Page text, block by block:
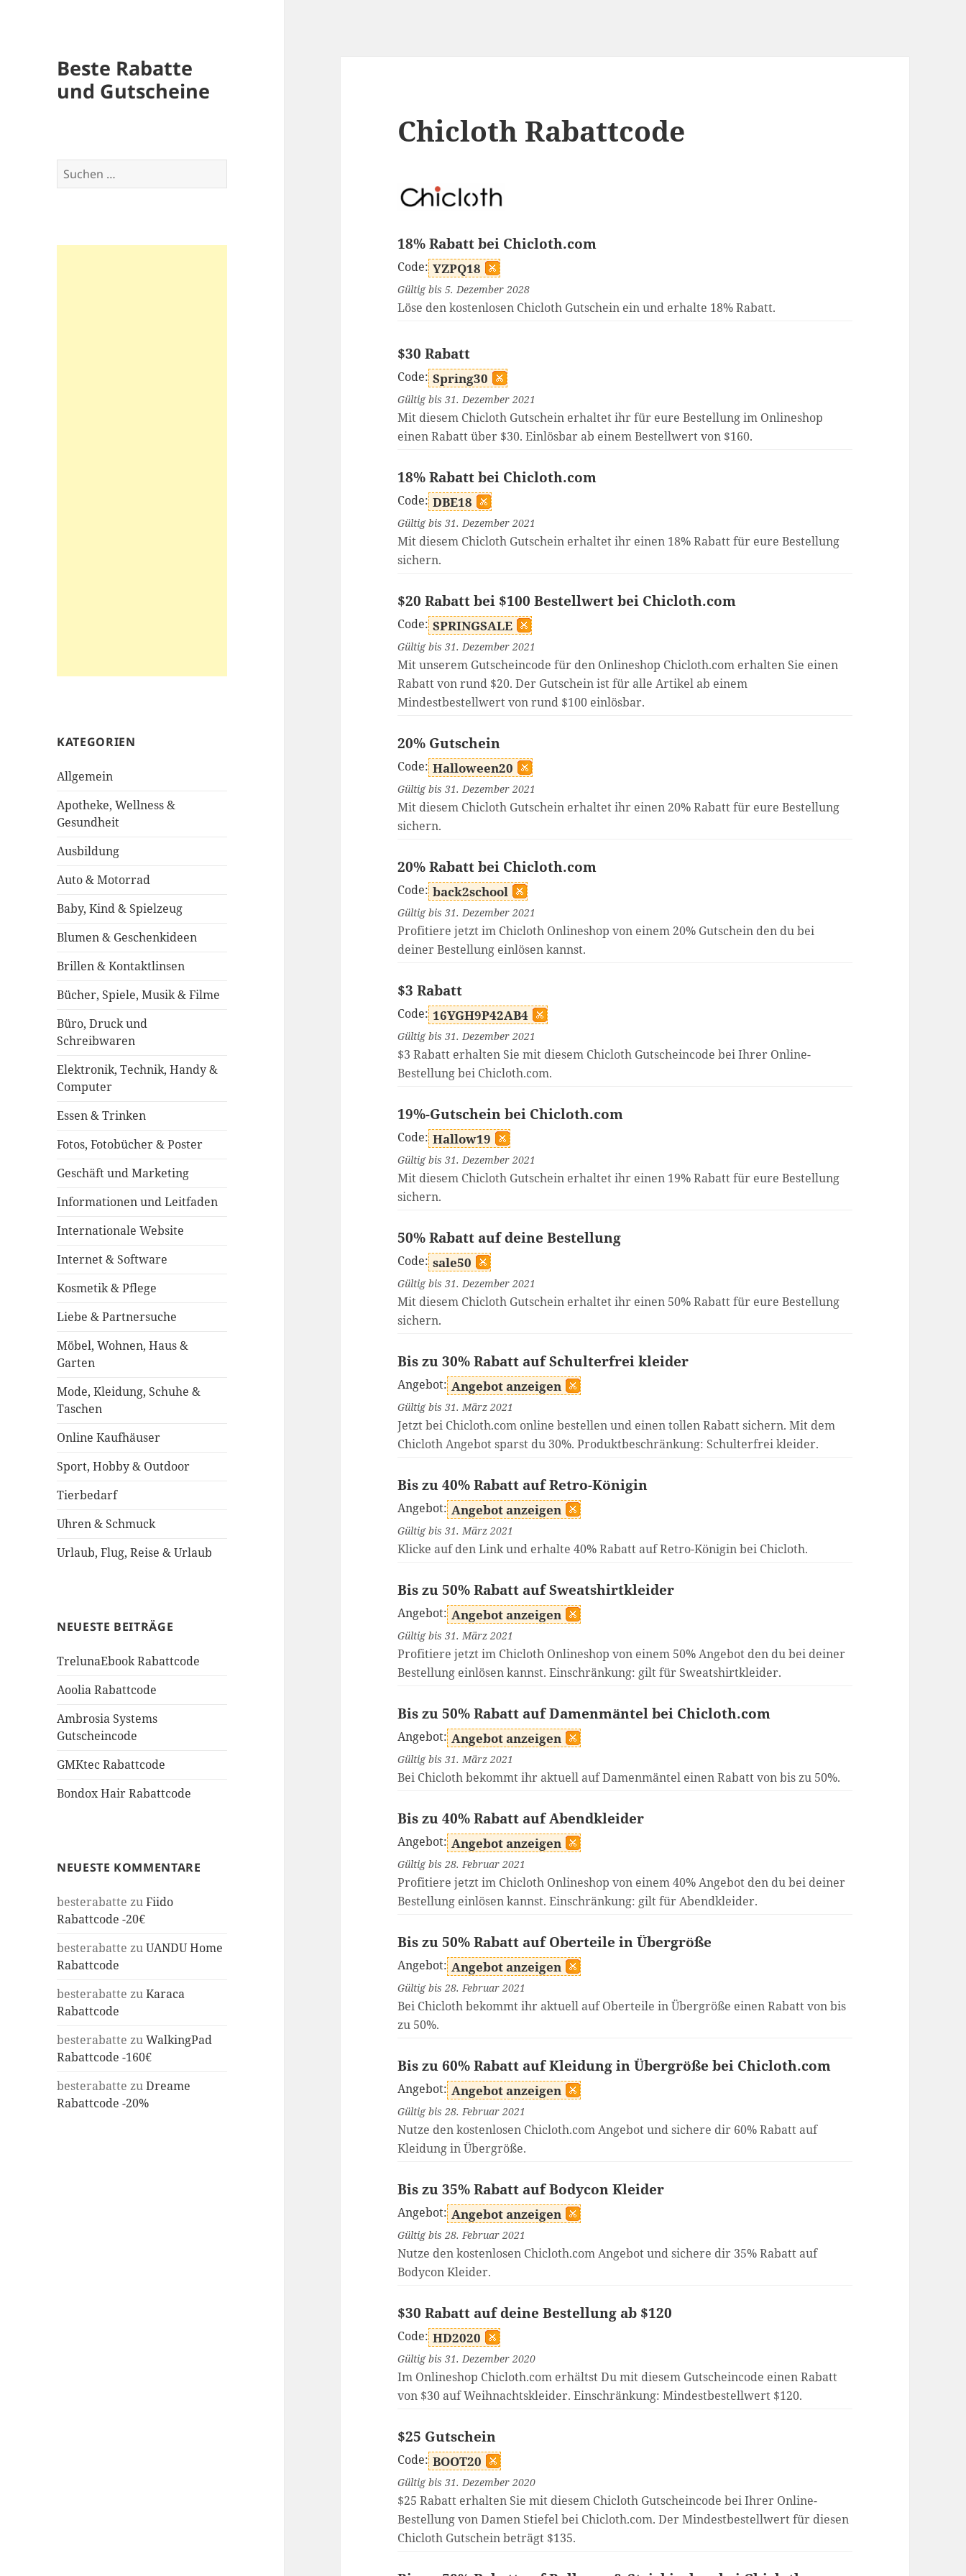
Beste Rabatte
und Gutscheine
Suchen
nach:
KATEGORIEN
Allgemein
Apotheke, Wellness &
Gesundheit
Ausbildung
Auto & Motorrad
Baby, Kind & Spielzeug
Blumen & Geschenkideen
Brillen & Kontaktlinsen
Bücher, Spiele, Musik & Filme
Büro, Druck und
Schreibwaren
Elektronik, Technik, Handy &
Computer
Essen & Trinken
Fotos, Fotobücher & Poster
Geschäft und Marketing
Informationen und Leitfaden
Internationale Website
Internet & Software
Kosmetik & Pflege
Liebe & Partnersuche
Möbel, Wohnen, Haus &
Garten
Mode, Kleidung, Schuhe &
Taschen
Online Kaufhäuser
Sport, Hobby & Outdoor
Tierbedarf
Uhren & Schmuck
Urlaub, Flug, Reise & Urlaub
NEUESTE BEITRÄGE
TrelunaEbook Rabattcode
Aoolia Rabattcode
Ambrosia Systems
Gutscheincode
GMKtec Rabattcode
Bondox Hair Rabattcode
NEUESTE KOMMENTARE
besterabatte zuFiido
Rabattcode -20€
besterabatte zuUANDU Home
Rabattcode
besterabatte zuKaraca
Rabattcode
besterabatte zuWalkingPad
Rabattcode -160€
besterabatte zuDreame
Rabattcode -20%
Chicloth Rabattcode
18% Rabatt bei Chicloth.com
Code: YZPQ18
Gültig bis 5. Dezember 2028
Löse den kostenlosen Chicloth Gutschein ein und erhalte 18% Rabatt.
$30 Rabatt
Code: Spring30
Gültig bis 31. Dezember 2021
Mit diesem Chicloth Gutschein erhaltet ihr für eure Bestellung im Onlineshop
einen Rabatt über $30. Einlösbar ab einem Bestellwert von $160.
18% Rabatt bei Chicloth.com
Code: DBE18
Gültig bis 31. Dezember 2021
Mit diesem Chicloth Gutschein erhaltet ihr einen 18% Rabatt für eure Bestellung
sichern.
$20 Rabatt bei $100 Bestellwert bei Chicloth.com
Code: SPRINGSALE
Gültig bis 31. Dezember 2021
Mit unserem Gutscheincode für den Onlineshop Chicloth.com erhalten Sie einen
Rabatt von rund $20. Der Gutschein ist für alle Artikel ab einem
Mindestbestellwert von rund $100 einlösbar.
20% Gutschein
Code: Halloween20
Gültig bis 31. Dezember 2021
Mit diesem Chicloth Gutschein erhaltet ihr einen 20% Rabatt für eure Bestellung
sichern.
20% Rabatt bei Chicloth.com
Code: back2school
Gültig bis 31. Dezember 2021
Profitiere jetzt im Chicloth Onlineshop von einem 20% Gutschein den du bei
deiner Bestellung einlösen kannst.
$3 Rabatt
Code: 16YGH9P42AB4
Gültig bis 31. Dezember 2021
$3 Rabatt erhalten Sie mit diesem Chicloth Gutscheincode bei Ihrer Online-
Bestellung bei Chicloth.com.
19%-Gutschein bei Chicloth.com
Code: Hallow19
Gültig bis 31. Dezember 2021
Mit diesem Chicloth Gutschein erhaltet ihr einen 19% Rabatt für eure Bestellung
sichern.
50% Rabatt auf deine Bestellung
Code: sale50
Gültig bis 31. Dezember 2021
Mit diesem Chicloth Gutschein erhaltet ihr einen 50% Rabatt für eure Bestellung
sichern.
Bis zu 30% Rabatt auf Schulterfrei kleider
Angebot: Angebot anzeigen
Gültig bis 31. März 2021
Jetzt bei Chicloth.com online bestellen und einen tollen Rabatt sichern. Mit dem
Chicloth Angebot sparst du 30%. Produktbeschränkung: Schulterfrei kleider.
Bis zu 40% Rabatt auf Retro-Königin
Angebot: Angebot anzeigen
Gültig bis 31. März 2021
Klicke auf den Link und erhalte 40% Rabatt auf Retro-Königin bei Chicloth.
Bis zu 50% Rabatt auf Sweatshirtkleider
Angebot: Angebot anzeigen
Gültig bis 31. März 2021
Profitiere jetzt im Chicloth Onlineshop von einem 50% Angebot den du bei deiner
Bestellung einlösen kannst. Einschränkung: gilt für Sweatshirtkleider.
Bis zu 50% Rabatt auf Damenmäntel bei Chicloth.com
Angebot: Angebot anzeigen
Gültig bis 31. März 2021
Bei Chicloth bekommt ihr aktuell auf Damenmäntel einen Rabatt von bis zu 50%.
Bis zu 40% Rabatt auf Abendkleider
Angebot: Angebot anzeigen
Gültig bis 28. Februar 2021
Profitiere jetzt im Chicloth Onlineshop von einem 40% Angebot den du bei deiner
Bestellung einlösen kannst. Einschränkung: gilt für Abendkleider.
Bis zu 50% Rabatt auf Oberteile in Übergröße
Angebot: Angebot anzeigen
Gültig bis 28. Februar 2021
Bei Chicloth bekommt ihr aktuell auf Oberteile in Übergröße einen Rabatt von bis
zu 50%.
Bis zu 60% Rabatt auf Kleidung in Übergröße bei Chicloth.com
Angebot: Angebot anzeigen
Gültig bis 28. Februar 2021
Nutze den kostenlosen Chicloth.com Angebot und sichere dir 60% Rabatt auf
Kleidung in Übergröße.
Bis zu 35% Rabatt auf Bodycon Kleider
Angebot: Angebot anzeigen
Gültig bis 28. Februar 2021
Nutze den kostenlosen Chicloth.com Angebot und sichere dir 35% Rabatt auf
Bodycon Kleider.
$30 Rabatt auf deine Bestellung ab $120
Code: HD2020
Gültig bis 31. Dezember 2020
Im Onlineshop Chicloth.com erhältst Du mit diesem Gutscheincode einen Rabatt
von $30 auf Weihnachtskleider. Einschränkung: Mindestbestellwert $120.
$25 Gutschein
Code: BOOT20
Gültig bis 31. Dezember 2020
$25 Rabatt erhalten Sie mit diesem Chicloth Gutscheincode bei Ihrer Online-
Bestellung von Damen Stiefel bei Chicloth.com. Der Mindestbestellwert für diesen
Chicloth Gutschein beträgt $135.